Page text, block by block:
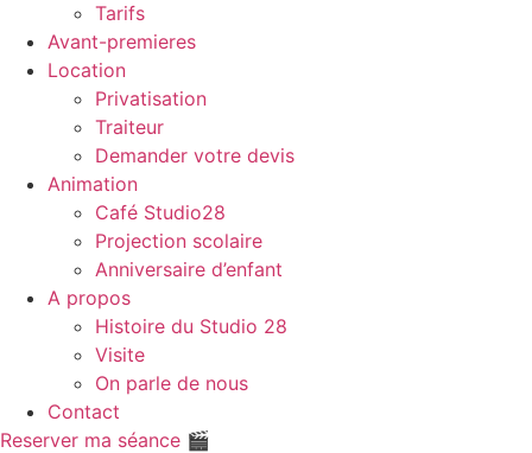
Tarifs
Avant-premieres
Location
Privatisation
Traiteur
Demander votre devis
Animation
Café Studio28
Projection scolaire
Anniversaire d’enfant
A propos
Histoire du Studio 28
Visite
On parle de nous
Contact
Reserver ma séance 🎬